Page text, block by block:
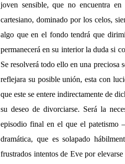
joven sensible, que no encuentra
cartesiano, dominado por los celos,
algo que en el fondo tendrá que
permanecerá en su interior la duda si
Se resolverá todo ello en una preciosa
reflejara su posible unión, esta con
que este se entere indirectamente de
su deseo de divorciarse. Será la
episodio final en el que el patetismo
dramática, que es solapado
frustrados intentos de Eve por